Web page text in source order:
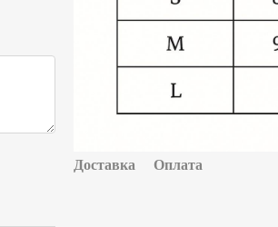
Доставка Оплата